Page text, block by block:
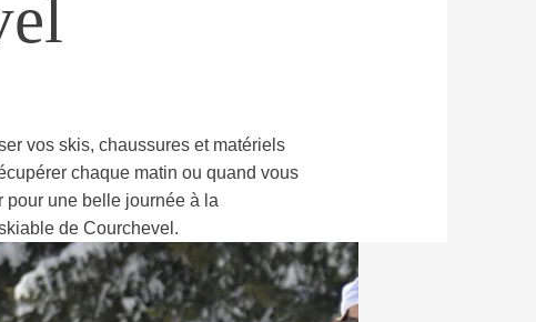
vos skis, chaussures et matériels
chaque matin ou quand vous
pour une belle journée à la
de Courchevel.